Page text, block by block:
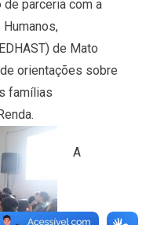
de parceria com a
de Mato
orientações sobre
famílias
A